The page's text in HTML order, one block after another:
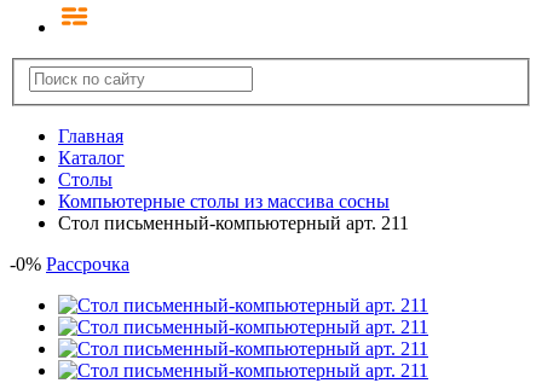
Главная
Каталог
Столы
Компьютерные столы из массива сосны
Стол письменный-компьютерный арт. 211
-0% Рассрочка